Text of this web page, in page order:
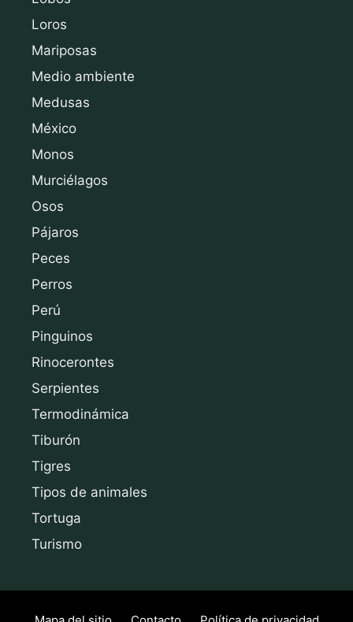
Loros
Mariposas
Medio ambiente
Medusas
México
Monos
Murciélagos
Osos
Pájaros
Peces
Perros
Perú
Pinguinos
Rinocerontes
Serpientes
Termodinámica
Tiburón
Tigres
Tipos de animales
Tortuga
Turismo